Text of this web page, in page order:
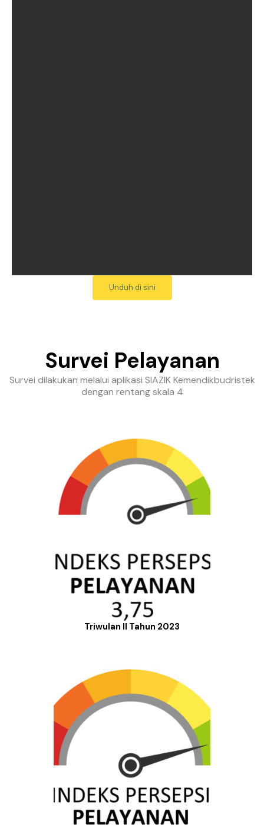
Unduh di sini
Survei Pelayanan
Survei dilakukan melalui aplikasi SIAZIK Kemendikbudristek
dengan rentang skala 4
Triwulan II Tahun 2023